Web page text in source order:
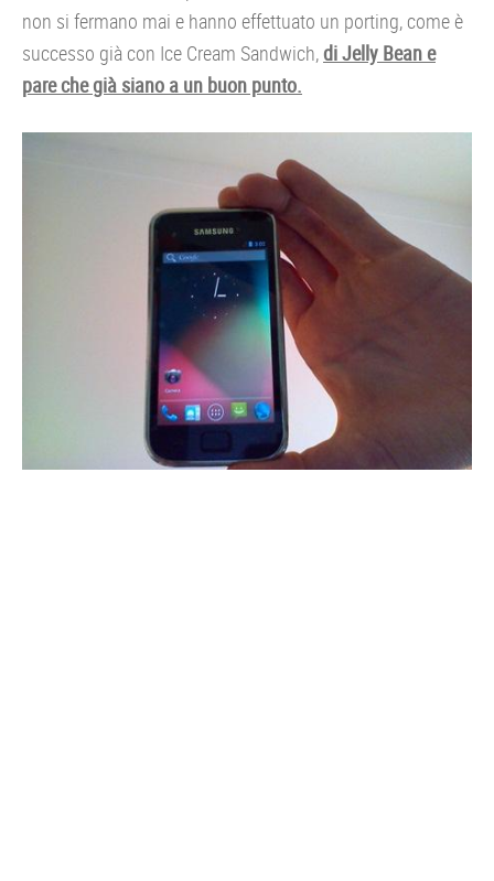
non si fermano mai e hanno effettuato un porting, come è
successo già con Ice Cream Sandwich,di Jelly Bean e
pare che già siano a un buon punto.